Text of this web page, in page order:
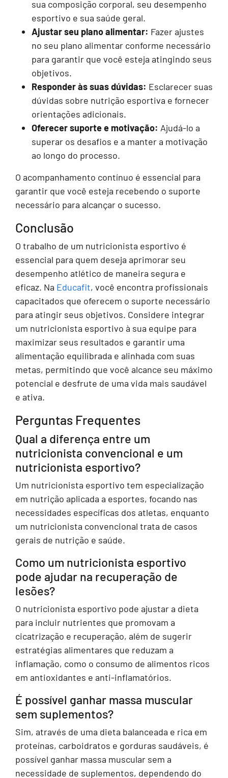
sua composição corporal, seu desempenho
esportivo e sua saúde geral.
Ajustar seu plano alimentar: Fazer ajustes
no seu plano alimentar conforme necessário
para garantir que você esteja atingindo seus
objetivos.
Responder às suas dúvidas: Esclarecer suas
dúvidas sobre nutrição esportiva e fornecer
orientações adicionais.
Oferecer suporte e motivação: Ajudá-lo a
superar os desafios e a manter a motivação
ao longo do processo.
O acompanhamento contínuo é essencial para
garantir que você esteja recebendo o suporte
necessário para alcançar o sucesso.
Conclusão
O trabalho de um nutricionista esportivo é
essencial para quem deseja aprimorar seu
desempenho atlético de maneira segura e
eficaz. Na Educafit, você encontra profissionais
capacitados que oferecem o suporte necessário
para atingir seus objetivos. Considere integrar
um nutricionista esportivo à sua equipe para
maximizar seus resultados e garantir uma
alimentação equilibrada e alinhada com suas
metas, permitindo que você alcance seu máximo
potencial e desfrute de uma vida mais saudável
e ativa.
Perguntas Frequentes
Qual a diferença entre um
nutricionista convencional e um
nutricionista esportivo?
Um nutricionista esportivo tem especialização
em nutrição aplicada a esportes, focando nas
necessidades específicas dos atletas, enquanto
um nutricionista convencional trata de casos
gerais de nutrição e saúde.
Como um nutricionista esportivo
pode ajudar na recuperação de
lesões?
O nutricionista esportivo pode ajustar a dieta
para incluir nutrientes que promovam a
cicatrização e recuperação, além de sugerir
estratégias alimentares que reduzam a
inflamação, como o consumo de alimentos ricos
em antioxidantes e anti-inflamatórios.
É possível ganhar massa muscular
sem suplementos?
Sim, através de uma dieta balanceada e rica em
proteínas, carboidratos e gorduras saudáveis, é
possível ganhar massa muscular sem a
necessidade de suplementos, dependendo do